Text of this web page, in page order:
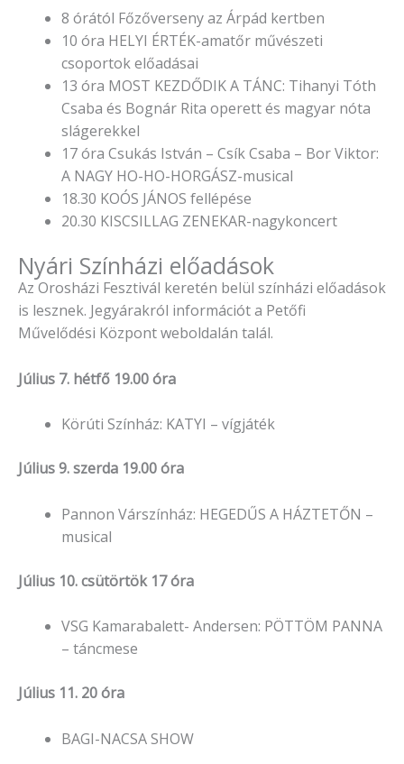
8 órától Főzőverseny az Árpád kertben
10 óra HELYI ÉRTÉK-amatőr művészeti
csoportok előadásai
13 óra MOST KEZDŐDIK A TÁNC: Tihanyi Tóth
Csaba és Bognár Rita operett és magyar nóta
slágerekkel
17 óra Csukás István – Csík Csaba – Bor Viktor:
A NAGY HO-HO-HORGÁSZ-musical
18.30 KOÓS JÁNOS fellépése
20.30 KISCSILLAG ZENEKAR-nagykoncert
Nyári Színházi előadások
Az Orosházi Fesztivál keretén belül színházi előadások
is lesznek. Jegyárakról információt a Petőfi
Művelődési Központ weboldalán talál.
Július 7. hétfő 19.00 óra
Körúti Színház: KATYI – vígjáték
Július 9. szerda 19.00 óra
Pannon Várszínház: HEGEDŰS A HÁZTETŐN –
musical
Július 10. csütörtök 17 óra
VSG Kamarabalett- Andersen: PÖTTÖM PANNA
– táncmese
Július 11. 20 óra
BAGI-NACSA SHOW